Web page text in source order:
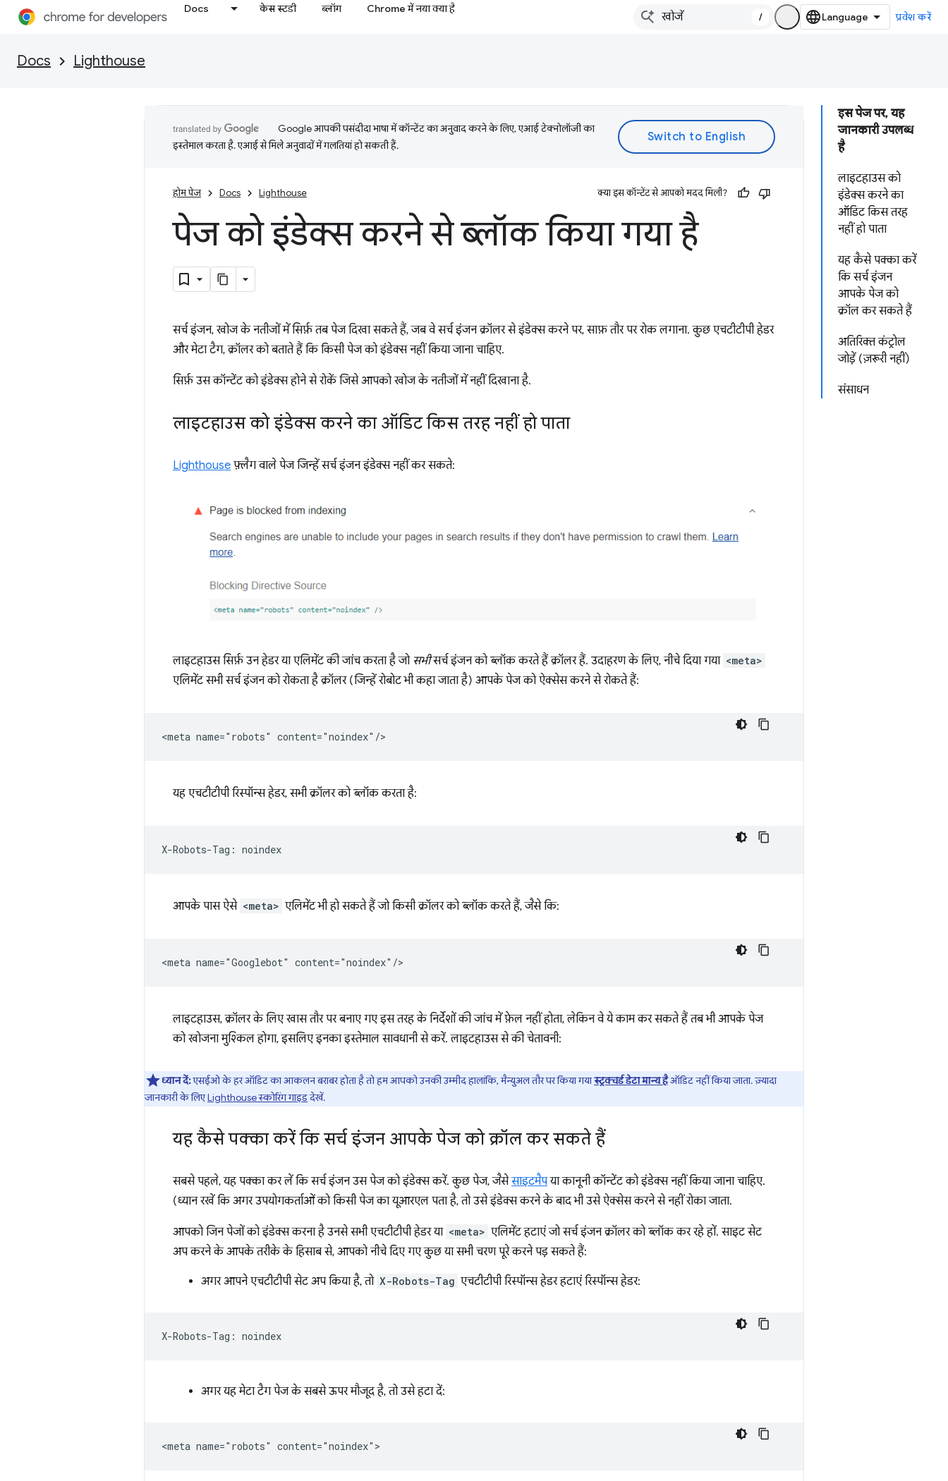
Docs केस स्टडी ब्लॉग Chrome में नया क्या है
/ प्रवेश करें
Docs Lighthouse
इस पेज पर, यह
जानकारी उपलब्ध
है
लाइटहाउस को
इंडेक्स करने का
ऑडिट किस तरह
नहीं हो पाता
यह कैसे पक्का करें
कि सर्च इंजन
आपके पेज को
क्रॉल कर सकते हैं
अतिरिक्त कंट्रोल
जोड़ें (ज़रूरी नहीं)
संसाधन
Google आपकी पसंदीदा भाषा में कॉन्टेंट का अनुवाद करने के लिए, एआई टेक्नोलॉजी का
इस्तेमाल करता है. एआई से मिले अनुवादों में गलतियां हो सकती हैं.
होम पेज Docs Lighthouse क्या इस कॉन्टेंट से आपको मदद मिली?
पेज को इंडेक्स करने से ब्लॉक किया गया है
सर्च इंजन, खोज के नतीजों में सिर्फ़ तब पेज दिखा सकते हैं, जब वे सर्च इंजन क्रॉलर से इंडेक्स करने पर, साफ़ तौर पर रोक लगाना. कुछ एचटीटीपी हेडर
और मेटा टैग, क्रॉलर को बताते हैं कि किसी पेज को इंडेक्स नहीं किया जाना चाहिए.
सिर्फ़ उस कॉन्टेंट को इंडेक्स होने से रोकें जिसे आपको खोज के नतीजों में नहीं दिखाना है.
लाइटहाउस को इंडेक्स करने का ऑडिट किस तरह नहीं हो पाता
Lighthouse फ़्लैग वाले पेज जिन्हें सर्च इंजन इंडेक्स नहीं कर सकते:
लाइटहाउस सिर्फ़ उन हेडर या एलिमेंट की जांच करता है जो सभीसर्च इंजन को ब्लॉक करते हैं क्रॉलर हैं. उदाहरण के लिए, नीचे दिया गया <meta>
एलिमेंट सभी सर्च इंजन को रोकता है क्रॉलर (जिन्हें रोबोट भी कहा जाता है) आपके पेज को ऐक्सेस करने से रोकते हैं:
यह एचटीटीपी रिस्पॉन्स हेडर, सभी क्रॉलर को ब्लॉक करता है:
आपके पास ऐसे <meta> एलिमेंट भी हो सकते हैं जो किसी क्रॉलर को ब्लॉक करते हैं, जैसे कि:
लाइटहाउस, क्रॉलर के लिए खास तौर पर बनाए गए इस तरह के निर्देशों की जांच में फ़ेल नहीं होता, लेकिन वे ये काम कर सकते हैं तब भी आपके पेज
को खोजना मुश्किल होगा, इसलिए इनका इस्तेमाल सावधानी से करें. लाइटहाउस से की चेतावनी:
ध्यान दें:एसईओ के हर ऑडिट का आकलन बराबर होता है तो हम आपको उनकी उम्मीद हालांकि, मैन्युअल तौर पर किया गयास्ट्रक्चर्ड डेटा मान्य हैऑडिट नहीं किया जाता. ज़्यादा
जानकारी के लिएLighthouse स्कोरिंग गाइडदेखें.
यह कैसे पक्का करें कि सर्च इंजन आपके पेज को क्रॉल कर सकते हैं
सबसे पहले, यह पक्का कर लें कि सर्च इंजन उस पेज को इंडेक्स करें. कुछ पेज, जैसेसाइटमैपया कानूनी कॉन्टेंट को इंडेक्स नहीं किया जाना चाहिए.
(ध्यान रखें कि अगर उपयोगकर्ताओं को किसी पेज का यूआरएल पता है, तो उसे इंडेक्स करने के बाद भी उसे ऐक्सेस करने से नहीं रोका जाता.
आपको जिन पेजों को इंडेक्स करना है उनसे सभी एचटीटीपी हेडर या <meta> एलिमेंट हटाएं जो सर्च इंजन क्रॉलर को ब्लॉक कर रहे हों. साइट सेट
अप करने के आपके तरीके के हिसाब से, आपको नीचे दिए गए कुछ या सभी चरण पूरे करने पड़ सकते हैं:
अगर आपने एचटीटीपी सेट अप किया है, तो X-Robots-Tag एचटीटीपी रिस्पॉन्स हेडर हटाएं रिस्पॉन्स हेडर:
अगर यह मेटा टैग पेज के सबसे ऊपर मौजूद है, तो उसे हटा दें: